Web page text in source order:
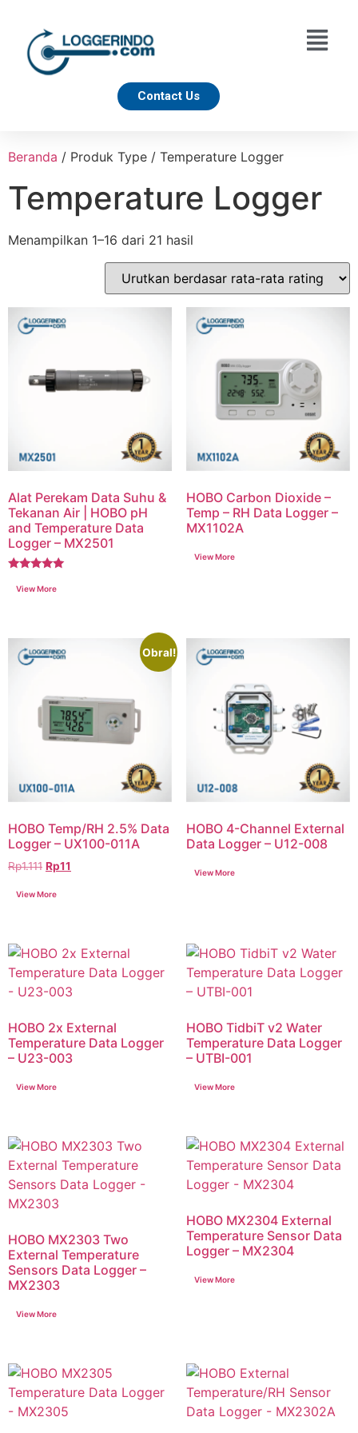
Contact Us
Beranda / Produk Type / Temperature Logger
Temperature Logger
Menampilkan 1–16 dari 21 hasil
Alat Perekam Data Suhu &
Tekanan Air | HOBO pH
and Temperature Data
Logger – MX2501
5.00
HOBO Carbon Dioxide –
Temp – RH Data Logger –
MX1102A
Obral!
HOBO Temp/RH 2.5% Data
Logger – UX100-011A
Rp1.111 Rp11
HOBO 4-Channel External
Data Logger – U12-008
HOBO 2x External
Temperature Data Logger
– U23-003
HOBO TidbiT v2 Water
Temperature Data Logger
– UTBI-001
HOBO MX2303 Two
External Temperature
Sensors Data Logger –
MX2303
HOBO MX2304 External
Temperature Sensor Data
Logger – MX2304